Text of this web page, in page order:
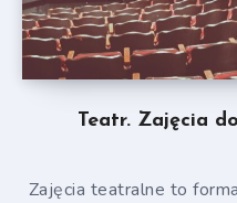
Teatr. Zajęcia
Zajęcia teatralne to